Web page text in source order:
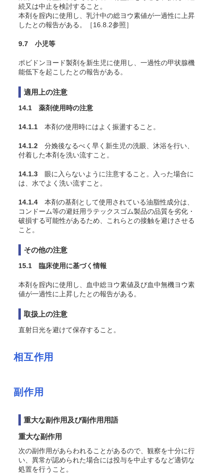
続又は中止を検討すること。
本剤を腟内に使用し、乳汁中の総ヨウ素値が一過性に上昇
したとの報告がある 。［16.8.2参照］
9.7 小児等
ポビドンヨード製剤を新生児に使用し、一過性の甲状腺機
能低下を起こしたとの報告がある 。
適用上の注意
14.1 薬剤使用時の注意
14.1.1 本剤の使用時にはよく振盪すること。
14.1.2 分娩後なるべく早く新生児の洗眼、沐浴を行い、
付着した本剤を洗い流すこと。
14.1.3 眼に入らないように注意すること。入った場合に
は、水でよく洗い流すこと。
14.1.4 本剤の基剤として使用されている油脂性成分は、
コンドーム等の避妊用ラテックスゴム製品の品質を劣化・
破損する可能性があるため、これらとの接触を避けさせる
こと。
その他の注意
15.1 臨床使用に基づく情報
本剤を腟内に使用し、血中総ヨウ素値及び血中無機ヨウ素
値が一過性に上昇したとの報告がある 。
取扱上の注意
直射日光を避けて保存すること。
相互作用
副作用
重大な副作用及び副作用用語
重大な副作用
次の副作用があらわれることがあるので、観察を十分に行
い、異常が認められた場合には投与を中止するなど適切な
処置を行うこと。